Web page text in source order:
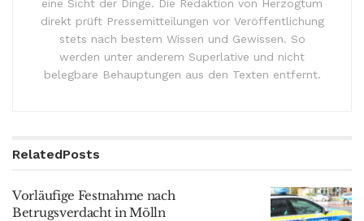
eine Sicht der Dinge. Die Redaktion von Herzogtum
direkt prüft Pressemitteilungen vor Veröffentlichung
stets nach bestem Wissen und Gewissen. So
werden unter anderem Superlative und nicht
belegbare Behauptungen aus den Texten entfernt.
RelatedPosts
Vorläufige Festnahme nach
Betrugsverdacht in Mölln